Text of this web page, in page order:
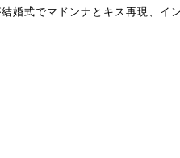
婚式でマドンナとキス再現、イ